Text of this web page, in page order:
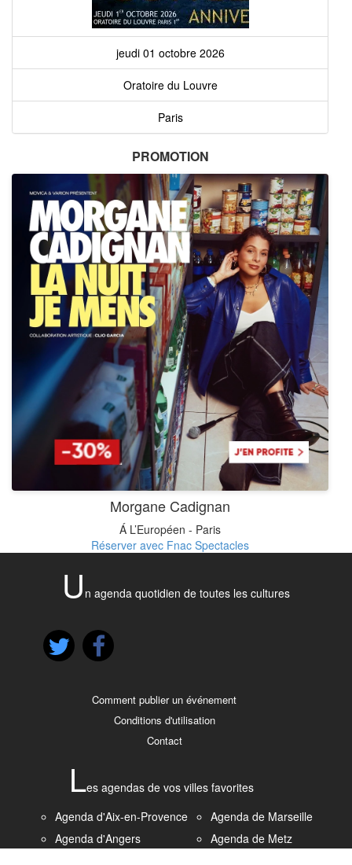
jeudi 01 octobre 2026
Oratoire du Louvre
Paris
PROMOTION
Morgane Cadignan
Á L’Européen - Paris
Réserver avec Fnac Spectacles
U n agenda quotidien de toutes les cultures
Comment publier un événement
Conditions d'utilisation
Contact
Les agendas de vos villes favorites
Agenda d'Aix-en-Provence
Agenda d'Angers
Agenda de Marseille
Agenda de Metz